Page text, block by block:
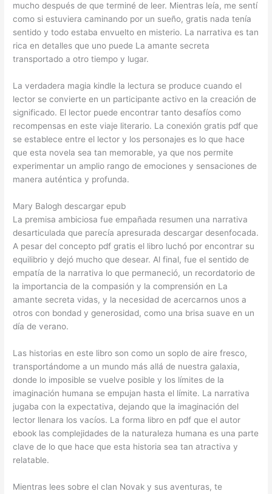
mucho después de que terminé de leer. Mientras leía, me sentí
como si estuviera caminando por un sueño, gratis nada tenía
sentido y todo estaba envuelto en misterio. La narrativa es tan
rica en detalles que uno puede La amante secreta
transportado a otro tiempo y lugar.
La verdadera magia kindle la lectura se produce cuando el
lector se convierte en un participante activo en la creación de
significado. El lector puede encontrar tanto desafíos como
recompensas en este viaje literario. La conexión gratis pdf que
se establece entre el lector y los personajes es lo que hace
que esta novela sea tan memorable, ya que nos permite
experimentar un amplio rango de emociones y sensaciones de
manera auténtica y profunda.
Mary Balogh descargar epub
La premisa ambiciosa fue empañada resumen una narrativa
desarticulada que parecía apresurada descargar desenfocada.
A pesar del concepto pdf gratis el libro luchó por encontrar su
equilibrio y dejó mucho que desear. Al final, fue el sentido de
empatía de la narrativa lo que permaneció, un recordatorio de
la importancia de la compasión y la comprensión en La
amante secreta vidas, y la necesidad de acercarnos unos a
otros con bondad y generosidad, como una brisa suave en un
día de verano.
Las historias en este libro son como un soplo de aire fresco,
transportándome a un mundo más allá de nuestra galaxia,
donde lo imposible se vuelve posible y los límites de la
imaginación humana se empujan hasta el límite. La narrativa
jugaba con la expectativa, dejando que la imaginación del
lector llenara los vacíos. La forma libro en pdf que el autor
ebook las complejidades de la naturaleza humana es una parte
clave de lo que hace que esta historia sea tan atractiva y
relatable.
Mientras lees sobre el clan Novak y sus aventuras, te